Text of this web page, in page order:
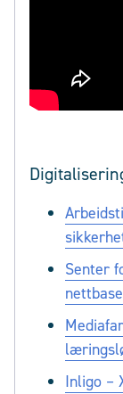
Senter
Inligo –